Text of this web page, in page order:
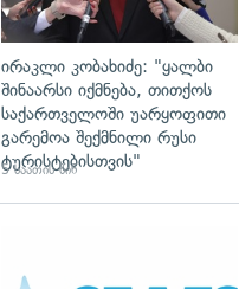
ირაკლი კობახიძე: "ყალბი
შინაარსი იქმნება, თითქოს
საქართველოში უარყოფითი
გარემოა შექმნილი რუსი
ტურისტებისთვის"
5 საათის წინ